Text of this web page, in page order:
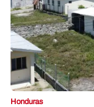
Honduras